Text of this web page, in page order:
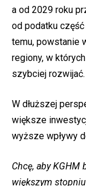
a od 2029 roku
od podatku
temu, powstanie
regiony, w
szybciej rozwijać.
W dłuższej
większe
wyższe wpływy
Chcę, aby KGHM
większym